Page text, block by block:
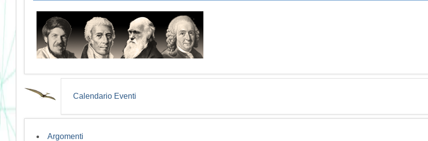
Calendario Eventi
Argomenti